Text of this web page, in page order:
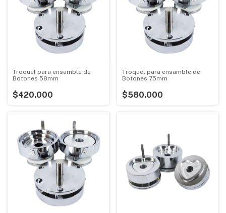
Troquel para ensamble de
Botones 58mm
$420.000
Troquel para ensamble de
Botones 75mm
$580.000